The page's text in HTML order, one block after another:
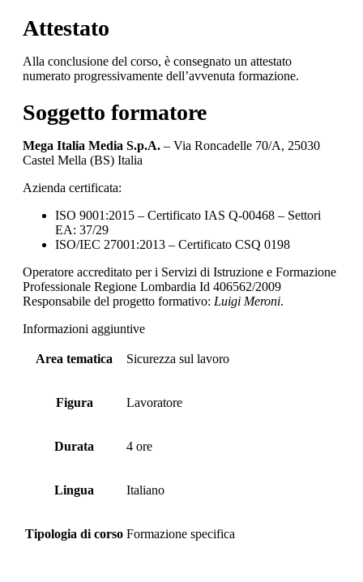
Attestato
Alla conclusione del corso, è consegnato un attestato
numerato progressivamente dell’avvenuta formazione.
Soggetto formatore
Mega Italia Media S.p.A. – Via Roncadelle 70/A, 25030
Castel Mella (BS) Italia
Azienda certificata:
ISO 9001:2015 – Certificato IAS Q-00468 – Settori
EA: 37/29
ISO/IEC 27001:2013 – Certificato CSQ 0198
Operatore accreditato per i Servizi di Istruzione e Formazione
Professionale Regione Lombardia Id 406562/2009
Responsabile del progetto formativo: Luigi Meroni.
Informazioni aggiuntive
Area tematica Sicurezza sul lavoro
Figura Lavoratore
Durata 4 ore
Lingua Italiano
Tipologia di corso Formazione specifica